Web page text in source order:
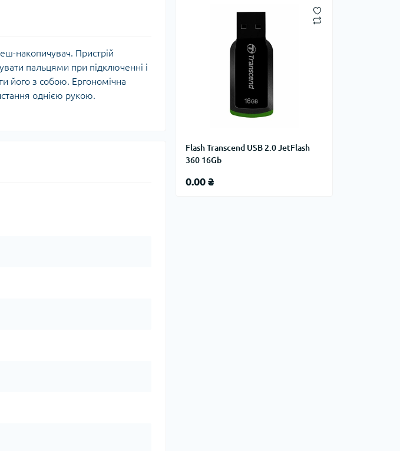
Flash Transcend USB 2.0 JetFlash
360 16Gb
0.00 ₴
накопичувач. Пристрій
пальцями при підключенні і
його з собою. Ергономічна
однією рукою.